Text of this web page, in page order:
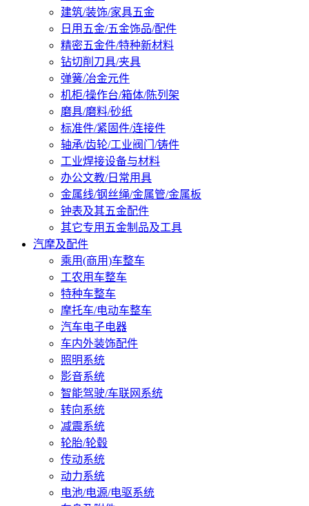
建筑/装饰/家具五金
日用五金/五金饰品/配件
精密五金件/特种新材料
钻切削刀具/夹具
弹簧/冶金元件
机柜/操作台/箱体/陈列架
磨具/磨料/砂纸
标准件/紧固件/连接件
轴承/齿轮/工业阀门/铸件
工业焊接设备与材料
办公文教/日常用具
金属线/钢丝绳/金属管/金属板
钟表及其五金配件
其它专用五金制品及工具
汽摩及配件
乘用(商用)车整车
工农用车整车
特种车整车
摩托车/电动车整车
汽车电子电器
车内外装饰配件
照明系统
影音系统
智能驾驶/车联网系统
转向系统
减震系统
轮胎/轮毂
传动系统
动力系统
电池/电源/电驱系统